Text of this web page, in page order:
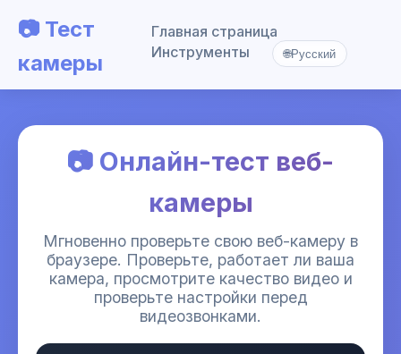
📷 Тест
камеры
Главная страница
Инструменты
🌐Русский
📷 Онлайн-тест веб-
камеры
Мгновенно проверьте свою веб-камеру в
браузере. Проверьте, работает ли ваша
камера, просмотрите качество видео и
проверьте настройки перед
видеозвонками.